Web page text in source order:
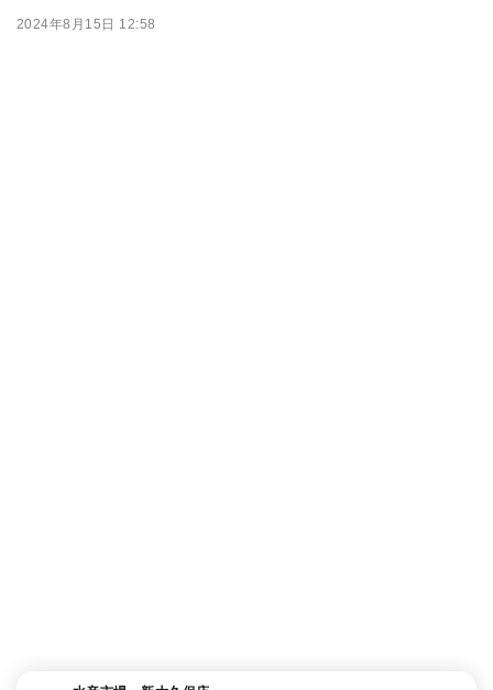
2024年8月15日 12:58